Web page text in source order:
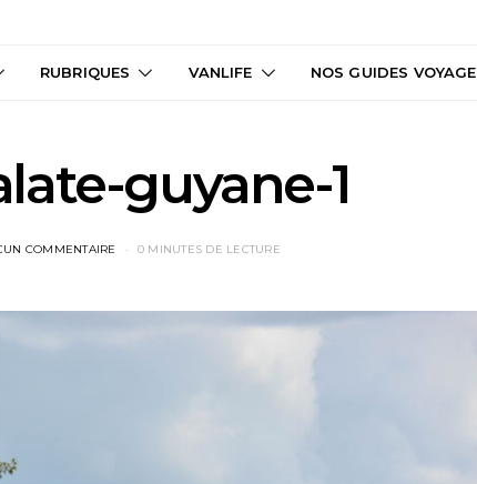
RUBRIQUES VANLIFE NOS GUIDES VOYAGE
guyane-1
COMMENTAIRE 0 MINUTES DE LECTURE